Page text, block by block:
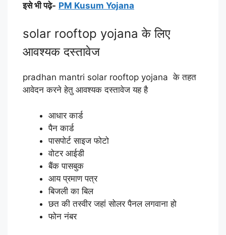
इसे भी पढ़े- PM Kusum Yojana
solar rooftop yojana के लिए
आवश्यक दस्तावेज
pradhan mantri solar rooftop yojana के तहत
आवेदन करने हेतु आवश्यक दस्तावेज यह है
आधार कार्ड
पैन कार्ड
पासपोर्ट साइज फोटो
वोटर आईडी
बैंक पासबुक
आय प्रमाण पत्र
बिजली का बिल
छत की तस्वीर जहां सोलर पैनल लगवाना हो
फोन नंबर